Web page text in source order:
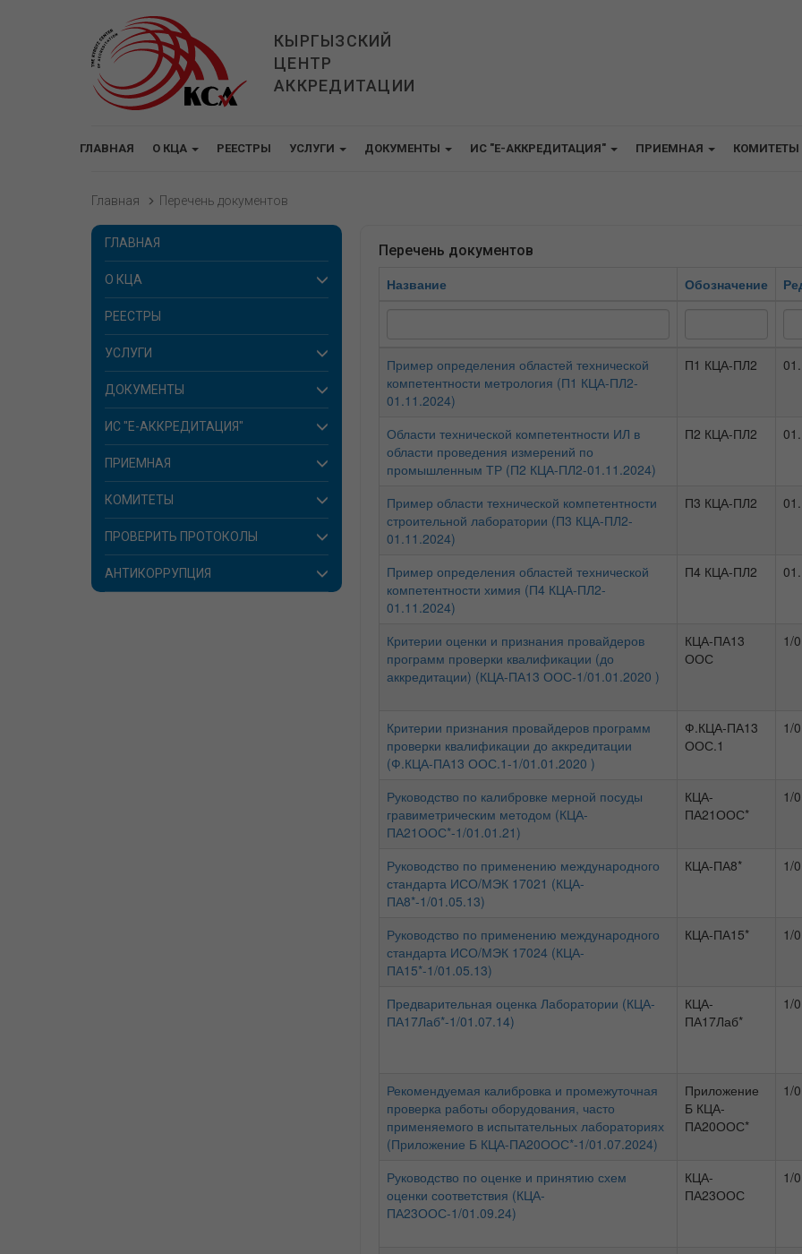
КЫРГЫЗСКИЙ
ЦЕНТР
АККРЕДИТАЦИИ
ГЛАВНАЯ О КЦА РЕЕСТРЫ УСЛУГИ ДОКУМЕНТЫ ИС "E-АККРЕДИТАЦИЯ" ПРИЕМНАЯ КОМИТЕТЫ
Главная Перечень документов
ГЛАВНАЯ
О КЦА
РЕЕСТРЫ
УСЛУГИ
ДОКУМЕНТЫ
ИС "E-АККРЕДИТАЦИЯ"
ПРИЕМНАЯ
КОМИТЕТЫ
ПРОВЕРИТЬ ПРОТОКОЛЫ
АНТИКОРРУПЦИЯ
Перечень документов
Название Обозначение
Пример определения областей технической
компетентности метрология (П1 КЦА-ПЛ2-
01.11.2024)
П1 КЦА-ПЛ2
Области технической компетентности ИЛ в
области проведения измерений по
промышленным ТР (П2 КЦА-ПЛ2-01.11.2024)
П2 КЦА-ПЛ2
Пример области технической компетентности
строительной лаборатории (П3 КЦА-ПЛ2-
01.11.2024)
П3 КЦА-ПЛ2
Пример определения областей технической
компетентности химия (П4 КЦА-ПЛ2-
01.11.2024)
П4 КЦА-ПЛ2
Критерии оценки и признания провайдеров
программ проверки квалификации (до
аккредитации) (КЦА-ПА13 ООС-1/01.01.2020 )
КЦА-ПА13
ООС
1/
Критерии признания провайдеров программ
проверки квалификации до аккредитации
(Ф.КЦА-ПА13 ООС.1-1/01.01.2020 )
Ф.КЦА-ПА13
ООС.1
1/
Руководство по калибровке мерной посуды
гравиметрическим методом (КЦА-
ПА21ООС*-1/01.01.21)
КЦА-
ПА21ООС*
1/
Руководство по применению международного
стандарта ИСО/МЭК 17021 (КЦА-
ПА8*-1/01.05.13)
КЦА-ПА8* 1/
Руководство по применению международного
стандарта ИСО/МЭК 17024 (КЦА-
ПА15*-1/01.05.13)
КЦА-ПА15* 1/
Предварительная оценка Лаборатории (КЦА-
ПА17Лаб*-1/01.07.14)
КЦА-
ПА17Лаб*
1/
Рекомендуемая калибровка и промежуточная
проверка работы оборудования, часто
применяемого в испытательных лабораториях
(Приложение Б КЦА-ПА20ООС*-1/01.07.2024)
Приложение
Б КЦА-
ПА20ООС*
1/
Руководство по оценке и принятию схем
оценки соответствия (КЦА-
ПА23ООС-1/01.09.24)
КЦА-
ПА23ООС
1/